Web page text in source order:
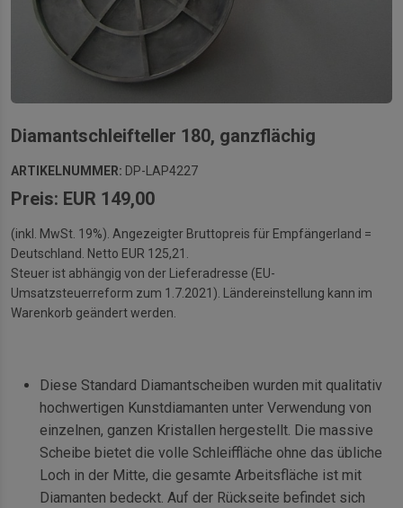
Diamantschleifteller 180, ganzflächig
ARTIKELNUMMER: DP-LAP4227
Preis: EUR 149,00
(inkl. MwSt. 19%). Angezeigter Bruttopreis für Empfängerland =
Deutschland. Netto EUR 125,21.
Steuer ist abhängig von der Lieferadresse (EU-
Umsatzsteuerreform zum 1.7.2021). Ländereinstellung kann im
Warenkorb geändert werden.
Diese Standard Diamantscheiben wurden mit qualitativ
hochwertigen Kunstdiamanten unter Verwendung von
einzelnen, ganzen Kristallen hergestellt. Die massive
Scheibe bietet die volle Schleiffläche ohne das übliche
Loch in der Mitte, die gesamte Arbeitsfläche ist mit
Diamanten bedeckt. Auf der Rückseite befindet sich